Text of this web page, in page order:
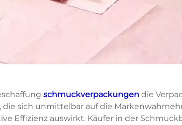
schmuckverpackungen die
die sich unmittelbar auf die
Effizienz auswirkt. Käufer in der